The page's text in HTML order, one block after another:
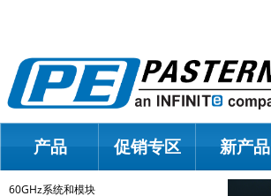
产品
60GHz系统和模块
促销专区 新产品